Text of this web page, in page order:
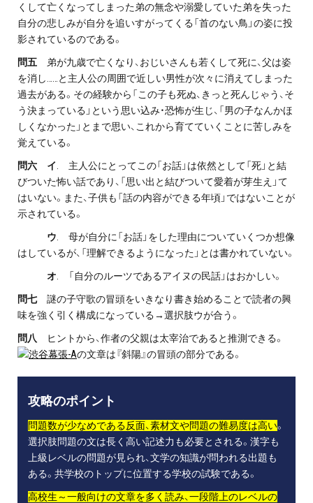
くして亡くなってしまった弟の無念や溺愛していた弟を失った
自分の悲しみが自分を追いすがってくる「首のない鳥」の姿に投
影されているのである。
問五 弟が九歳で亡くなり、おじいさんも若くして死に、父は姿
を消し……と主人公の周囲で近しい男性が次々に消えてしまった
過去がある。その経験から「この子も死ぬ、きっと死んじゃう、そ
う決まっている」という思い込み・恐怖が生じ、「男の子なんかほ
しくなかった」とまで思い、これから育てていくことに苦しみを
覚えている。
問六 イ
. 主人公にとってこの「お話」は依然として「死」と結
びついた怖い話であり、「思い出と結びついて愛着が芽生え」て
はいない。また、子供も「話の内容ができる年頃」ではないことが
示されている。
ウ . 母が自分に「お話」をした理由についていくつか想像
はしているが、「理解できるようになった」とは書かれていない。
オ . 「自分のルーツであるアイヌの民話」はおかしい。
問七 謎の子守歌の冒頭をいきなり書き始めることで読者の興
味を強く引く構成になっている→選択肢ウが合う。
問八 ヒントから、作者の父親は太宰治であると推測できる。
の文章は『斜陽』の冒頭の部分である。
攻略のポイント
問題数が少なめである反面、素材文や問題の難易度は高い。
選択肢問題の文は長く高い記述力も必要とされる。漢字も
上級レベルの問題が見られ、文学の知識が問われる出題も
ある。共学校のトップに位置する学校の試験である。
高校生～一般向けの文章を多く読み、一段階上のレベルの